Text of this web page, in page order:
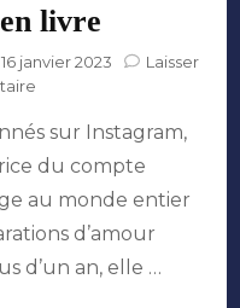
livre
16 janvier 2023
Laisser
sur
un
compte
Instagram
se
transforme
en
livre
sur Instagram,
du compte
au monde entier
d’amour
d’un an, elle …